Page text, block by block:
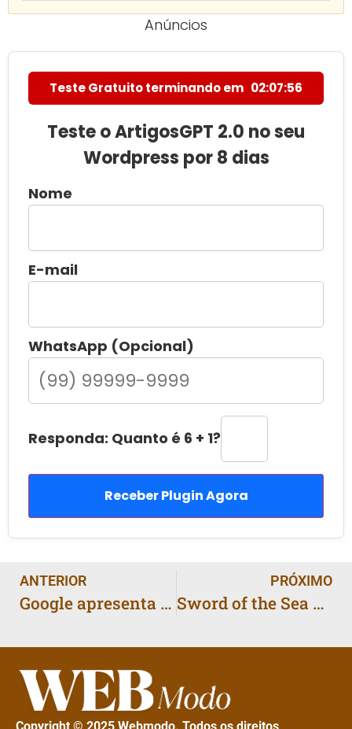
Anúncios
Teste Gratuito terminando em 02:07:55
Teste o ArtigosGPT 2.0 no seu
Wordpress por 8 dias
Nome
E-mail
WhatsApp (Opcional)
Responda: Quanto é 6 + 1?
Receber Plugin Agora
ANTERIOR
Google apresenta hoje Pixel 10, Pixel Watch 4 e Pixel Buds 2A; veja como assistir
PRÓXIMO
Sword of the Sea aposta em surfe sobre dunas e ondas para revitalizar um deserto submerso